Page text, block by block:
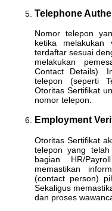
Telephone
Nomor telepon
ketika melakukan
terdaftar sesuai
melakukan
Contact Details).
telepon (seperti
Otoritas Sertifikat
nomor telepon.
Employment
Otoritas Sertifikat
telepon yang
bagian HR/
memastikan
(contact person)
Sekaligus
dan proses